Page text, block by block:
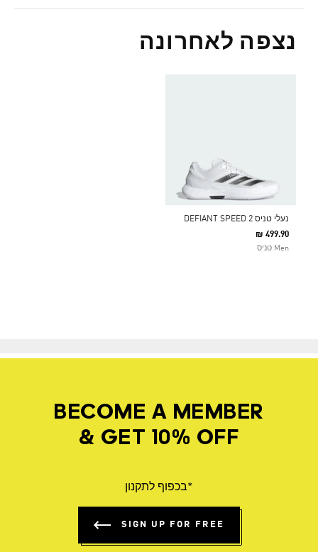
נצפה לאחרונה
נעלי טניס DEFIANT SPEED 2
₪ 499.90
Men טניס
BECOME A MEMBER
& GET 10% OFF
*בכפוף לתקנון
SIGN UP FOR FREE